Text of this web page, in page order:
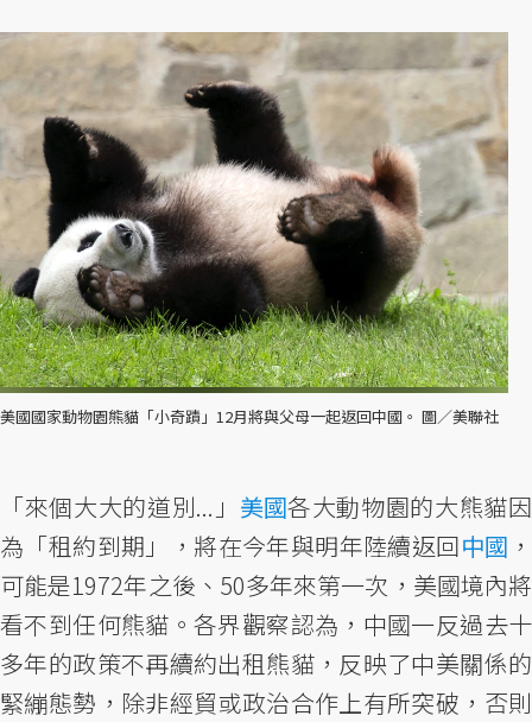
美國國家動物園熊貓「小奇蹟」12月將與父母一起返回中國。 圖／美聯社
「來個大大的道別...」 美國各大動物園的大熊貓因
為「租約到期」，將在今年與明年陸續返回中國 ，
可能是1972年之後、50多年來第一次，美國境內將
看不到任何熊貓。各界觀察認為，中國一反過去十
多年的政策不再續約出租熊貓，反映了中美關係的
緊繃態勢，除非經貿或政治合作上有所突破，否則